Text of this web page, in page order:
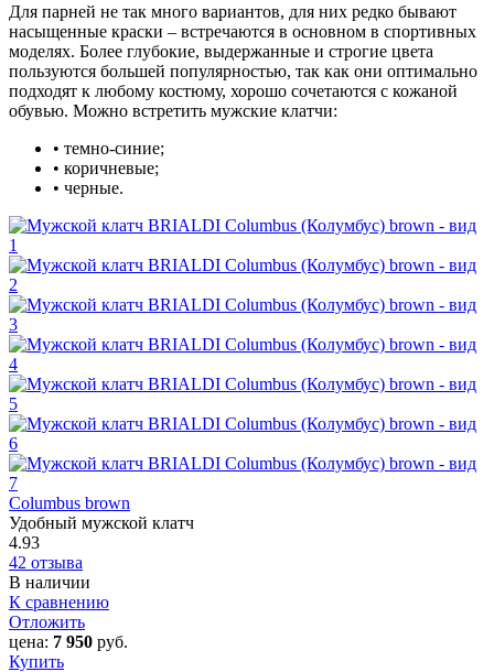
Для парней не так много вариантов, для них редко бывают
насыщенные краски – встречаются в основном в спортивных
моделях. Более глубокие, выдержанные и строгие цвета
пользуются большей популярностью, так как они оптимально
подходят к любому костюму, хорошо сочетаются с кожаной
обувью. Можно встретить мужские клатчи:
• темно-синие;
• коричневые;
• черные.
Columbus brown
Удобный мужской клатч
4.93
42 отзыва
В наличии
К сравнению
Отложить
цена: 7 950 руб.
Купить